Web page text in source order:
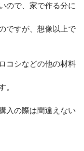
ので、家で作る分に
ですが、想像以上で
コシなどの他の材料
。
入の際は間違えない